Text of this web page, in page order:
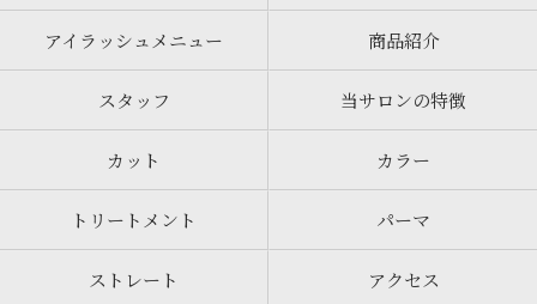
アイラッシュメニュー 商品紹介
スタッフ 当サロンの特徴
カット カラー
トリートメント パーマ
ストレート アクセス